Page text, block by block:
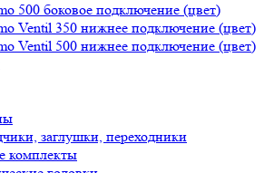
500 боковое подключение (цвет)
Ventil 350 нижнее подключение (цвет)
Ventil 500 нижнее подключение (цвет)
заглушки, переходники
комплекты